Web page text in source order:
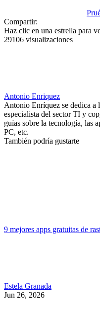
Compartir:
Haz clic en una estrella para
29106 visualizaciones
Antonio Enriquez
Antonio Enríquez se dedica a
especialista del sector TI y
guías sobre la tecnología, las
PC, etc.
También podría gustarte
9 mejores apps gratuitas de
Estela Granada
Jun 26, 2026